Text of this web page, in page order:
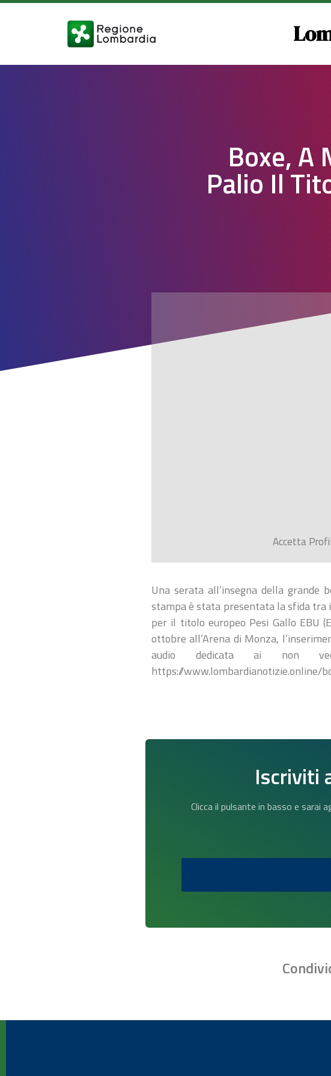
Boxe, A
Palio Il
Accetta
Una serata all’insegna della grande
stampa è stata presentata la sfida tra
per il titolo europeo Pesi Gallo EBU
ottobre all’Arena di Monza,
audio dedicata ai non
https://www.lombardianotizie.online/
Iscriviti
Clicca il pulsante in basso e